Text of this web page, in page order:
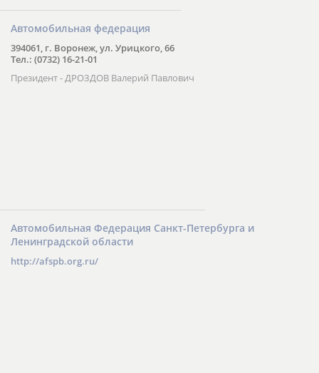
Автомобильная федерация
394061, г. Воронеж, ул. Урицкого, 66
Тел.: (0732) 16-21-01
Президент - ДРОЗДОВ Валерий Павлович
Автомобильная Федерация Санкт-Петербурга и
Ленинградской области
http://afspb.org.ru/